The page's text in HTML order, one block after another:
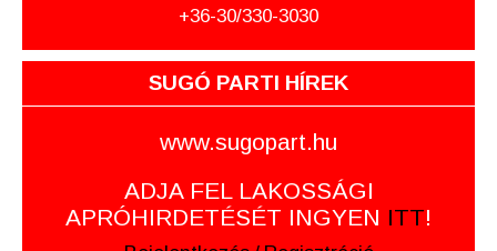
+36-30/330-3030
SUGÓ PARTI HÍREK
www.sugopart.hu
ADJA FEL LAKOSSÁGI
APRÓHIRDETÉSÉT INGYEN ITT!